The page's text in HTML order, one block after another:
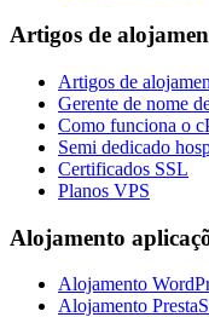
Artigos de
Artigos de
Gerente de nome
Como funciona o
Semi dedicado
Certificados SSL
Planos VPS
Alojamento
Alojamento
Alojamento